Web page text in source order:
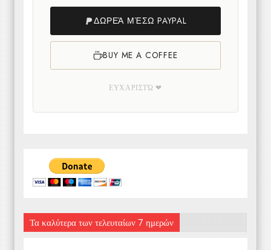
ΔΩΡΕΆ ΜΈΣΩ PAYPAL
BUY ME A COFFEE
ΕΥΧΑΡΙΣΤΏ ❤
Τα καλύτερα των τελευταίων 7 ημερών